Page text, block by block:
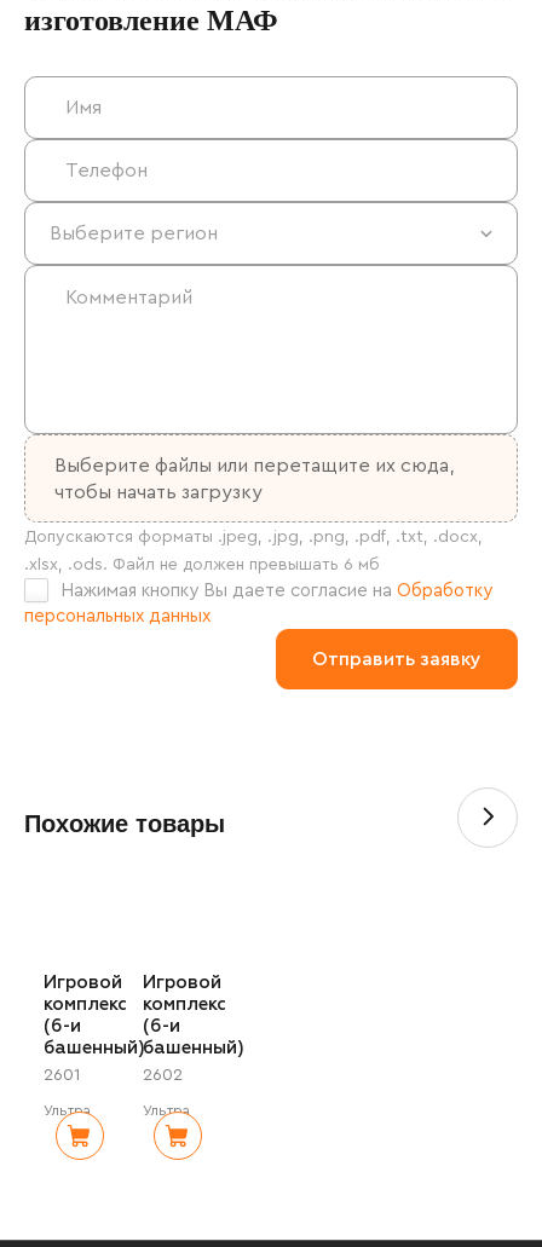
изготовление МАФ
Выберите файлы или перетащите их сюда,
чтобы начать загрузку
Нажимая кнопку Вы даете согласие на Обработку
персональных данных
Похожие товары
Игровой
комплекс
(6-и
башенный)
2601
Ультра
Игровой
комплекс
(6-и
башенный)
2602
Ультра